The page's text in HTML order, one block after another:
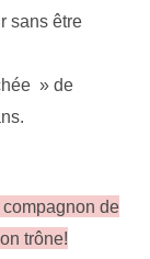
sans être
» de
compagnon de
trône!